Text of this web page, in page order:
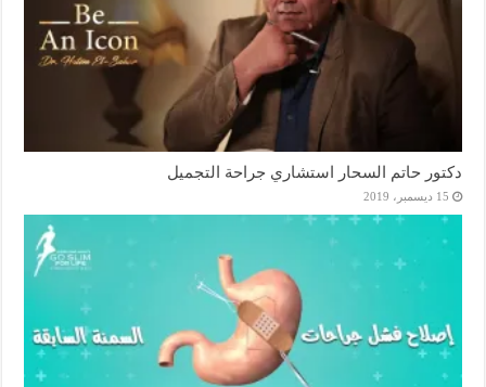
دكتور حاتم السحار استشاري جراحة التجميل
15 ديسمبر، 2019